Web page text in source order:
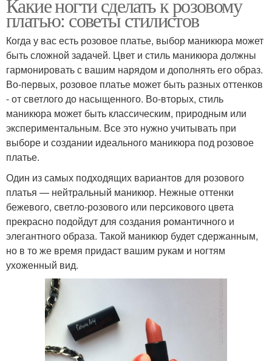
платью: советы стилистов
Когда у вас есть розовое платье, выбор маникюра может
быть сложной задачей. Цвет и стиль маникюра должны
гармонировать с вашим нарядом и дополнять его образ.
Во-первых, розовое платье может быть разных оттенков
- от светлого до насыщенного. Во-вторых, стиль
маникюра может быть классическим, природным или
экспериментальным. Все это нужно учитывать при
выборе и создании идеального маникюра под розовое
платье.
Один из самых подходящих вариантов для розового
платья — нейтральный маникюр. Нежные оттенки
бежевого, светло-розового или персикового цвета
прекрасно подойдут для создания романтичного и
элегантного образа. Такой маникюр будет сдержанным,
но в то же время придаст вашим рукам и ногтям
ухоженный вид.